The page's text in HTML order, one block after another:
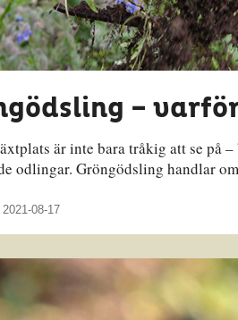
–
är inte bara tråkig att se på
odlingar. Gröngödsling handlar
08-17